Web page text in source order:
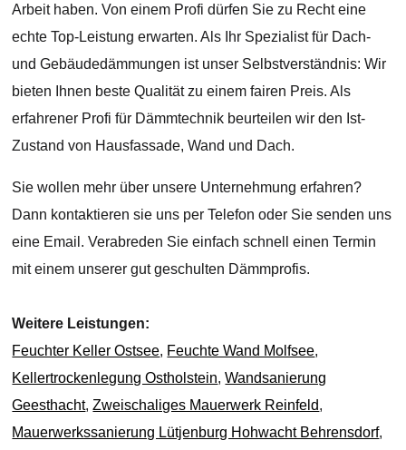
Arbeit haben. Von einem Profi dürfen Sie zu Recht eine
echte Top-Leistung erwarten. Als Ihr Spezialist für Dach-
und Gebäudedämmungen ist unser Selbstverständnis: Wir
bieten Ihnen beste Qualität zu einem fairen Preis. Als
erfahrener Profi für Dämmtechnik beurteilen wir den Ist-
Zustand von Hausfassade, Wand und Dach.
Sie wollen mehr über unsere Unternehmung erfahren?
Dann kontaktieren sie uns per Telefon oder Sie senden uns
eine Email. Verabreden Sie einfach schnell einen Termin
mit einem unserer gut geschulten Dämmprofis.
Weitere Leistungen:
Feuchter Keller Ostsee, Feuchte Wand Molfsee,
Kellertrockenlegung Ostholstein,Wandsanierung
Geesthacht,Zweischaliges Mauerwerk Reinfeld,
Mauerwerkssanierung Lütjenburg Hohwacht Behrensdorf,